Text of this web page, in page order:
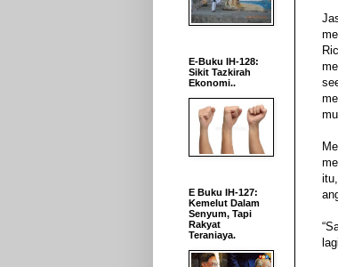
E-Buku IH-128:
Sikit Tazkirah
Ekonomi..
E Buku IH-127:
Kemelut Dalam
Senyum, Tapi
Rakyat
Teraniaya.